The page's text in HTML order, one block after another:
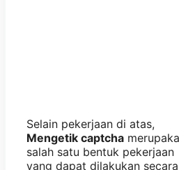
Selain pekerjaan di atas,
Mengetik captcha
salah satu bentuk pekerjaan
yang dapat dilakukan secara